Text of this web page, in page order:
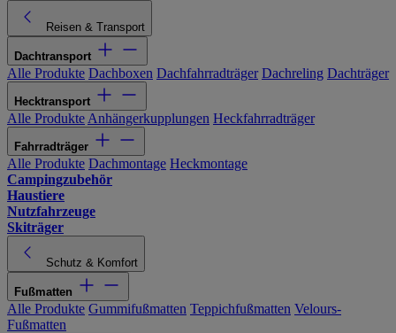
Reisen & Transport
Dachtransport
Alle Produkte Dachboxen Dachfahrradträger Dachreling Dachträger
Hecktransport
Alle Produkte Anhängerkupplungen Heckfahrradträger
Fahrradträger
Alle Produkte Dachmontage Heckmontage
Campingzubehör
Haustiere
Nutzfahrzeuge
Skiträger
Schutz & Komfort
Fußmatten
Alle Produkte Gummifußmatten Teppichfußmatten Velours-
Fußmatten